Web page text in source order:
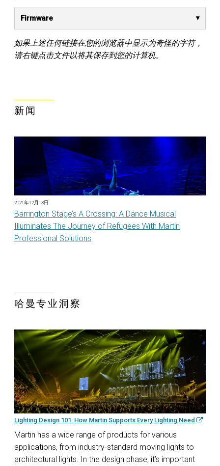
Firmware
如果上述任何链接在您的浏览器中显示为奇怪的字符，
请右键点击文件以将其保存到您的计算机。
新闻
2021年12月13日
Barrington Stage’s A Crossing: A Dance Musical
Illuminates The Journey of Refugees With Martin
Professional Solutions
哈曼专业洞察
Lighting Design 101: How Martin Supports Every Lighting Need
Martin has a wide range of products for various
applications, from industry-standard moving lights to
architectural lights. In the design phase, it’s important